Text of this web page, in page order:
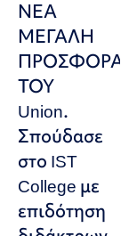
ΝΕΑ
ΜΕΓΑΛΗ
ΠΡΟΣΦΟΡΑ
ΤΟΥ
Union.
Σπούδασε
στο IST
College με
επιδότηση